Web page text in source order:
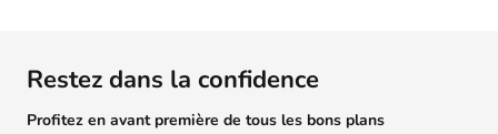
Restez dans la confidence
Profitez en avant première de tous les bons plans